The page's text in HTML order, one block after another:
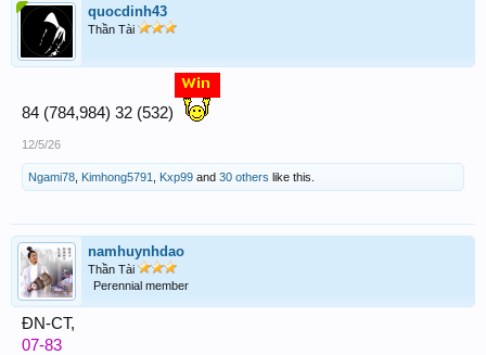
quocdinh43
Thần Tài
84 (784,984) 32 (532)
12/5/26
Ngami78 Kimhong5791 Kxp99 and 30 others like this.
namhuynhdao
Thần Tài
Perennial member
ĐN-CT,
07-83